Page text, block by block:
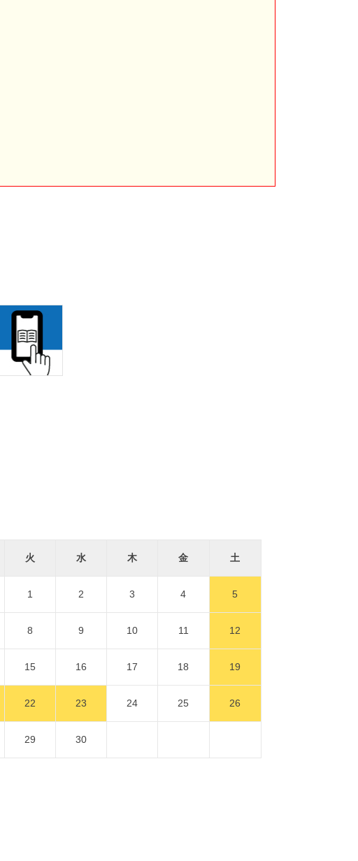
火 水 木 金 土
1 2 3 4 5
8 9 10 11 12
15 16 17 18 19
22 23 24 25 26
29 30